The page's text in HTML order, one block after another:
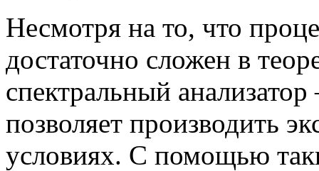
Несмотря на то, что
достаточно сложен в
спектральный
позволяет производить
условиях. С помощью